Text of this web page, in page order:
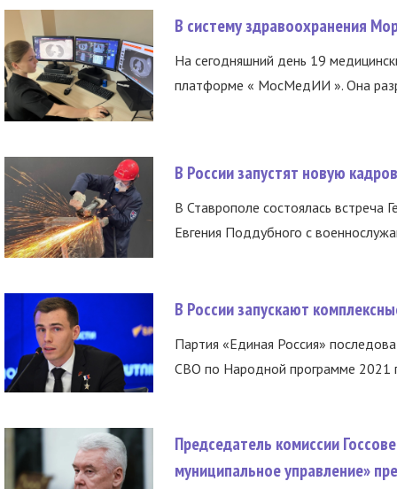
В систему здравоохранения
На сегодняшний день 19
платформе « МосМедИИ ». Она
В России запустят новую
В Ставрополе состоялась встреча
Евгения Поддубного с
В России запускают
Партия «Единая Россия»
СВО по Народной программе 2021
Председатель комиссии
муниципальное управление»